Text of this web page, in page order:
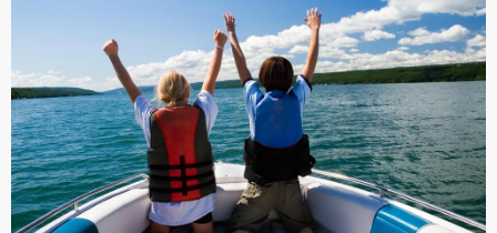
Motorcykel
Mc-försäkring
Märkesförsäkringar
Båt